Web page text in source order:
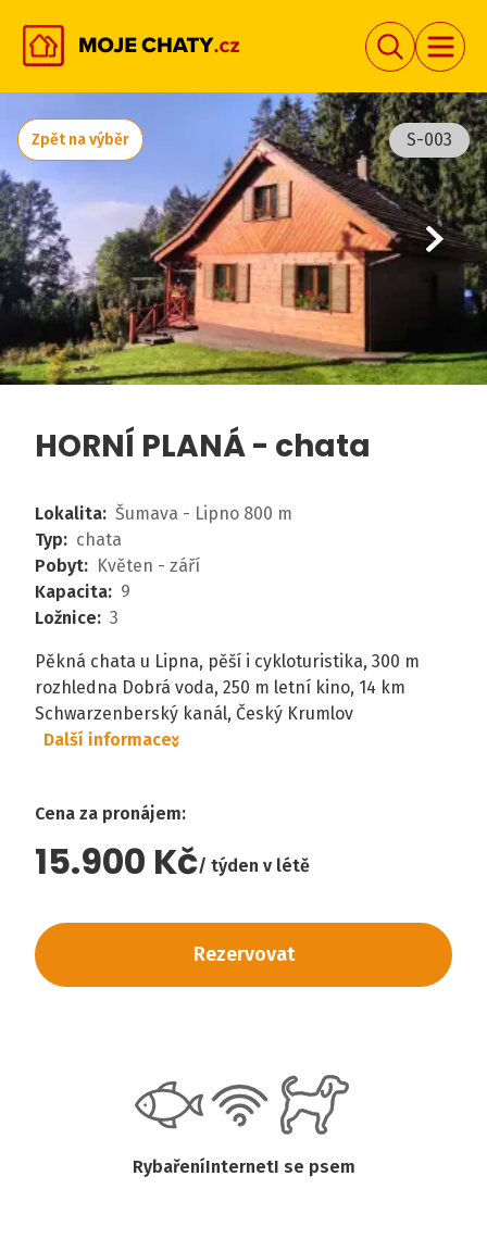
HORNÍ PLANÁ - chata
Lokalita: Šumava - Lipno 800 m
Typ: chata
Pobyt: Květen - září
Kapacita: 9
Ložnice: 3
Pěkná chata u Lipna, pěší i cykloturistika, 300 m
rozhledna Dobrá voda, 250 m letní kino, 14 km
Schwarzenberský kanál, Český Krumlov
Další informace
Cena za pronájem:
15.900 Kč týden v létě
Zpět na výběr S-003
Rezervovat
RybařeníInternetI se psem